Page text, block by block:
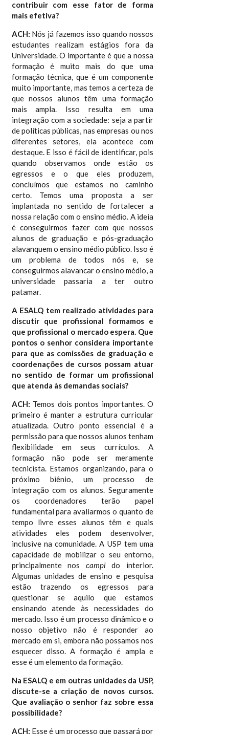
contribuir com esse fator de forma
mais efetiva?
ACH: Nós já fazemos isso quando nossos
estudantes realizam estágios fora da
Universidade. O importante é que a nossa
formação é muito mais do que uma
formação técnica, que é um componente
muito importante, mas temos a certeza de
que nossos alunos têm uma formação
mais ampla. Isso resulta em uma
integração com a sociedade: seja a partir
de políticas públicas, nas empresas ou nos
diferentes setores, ela acontece com
destaque. E isso é fácil de identificar, pois
quando observamos onde estão os
egressos e o que eles produzem,
concluímos que estamos no caminho
certo. Temos uma proposta a ser
implantada no sentido de fortalecer a
nossa relação com o ensino médio. A ideia
é conseguirmos fazer com que nossos
alunos de graduação e pós-graduação
alavanquem o ensino médio público. Isso é
um problema de todos nós e, se
conseguirmos alavancar o ensino médio, a
universidade passaria a ter outro
patamar.
A ESALQ tem realizado atividades para
discutir que profissional formamos e
que profissional o mercado espera. Que
pontos o senhor considera importante
para que as comissões de graduação e
coordenações de cursos possam atuar
no sentido de formar um profissional
que atenda às demandas sociais?
ACH: Temos dois pontos importantes. O
primeiro é manter a estrutura curricular
atualizada. Outro ponto essencial é a
permissão para que nossos alunos tenham
flexibilidade em seus currículos. A
formação não pode ser meramente
tecnicista. Estamos organizando, para o
próximo biênio, um processo de
integração com os alunos. Seguramente
os coordenadores terão papel
fundamental para avaliarmos o quanto de
tempo livre esses alunos têm e quais
atividades eles podem desenvolver,
inclusive na comunidade. A USP tem uma
capacidade de mobilizar o seu entorno,
principalmente nos campido interior.
Algumas unidades de ensino e pesquisa
estão trazendo os egressos para
questionar se aquilo que estamos
ensinando atende às necessidades do
mercado. Isso é um processo dinâmico e o
nosso objetivo não é responder ao
mercado em si, embora não possamos nos
esquecer disso. A formação é ampla e
esse é um elemento da formação.
Na ESALQ e em outras unidades da USP,
discute-se a criação de novos cursos.
Que avaliação o senhor faz sobre essa
possibilidade?
ACH: Esse é um processo que passará por